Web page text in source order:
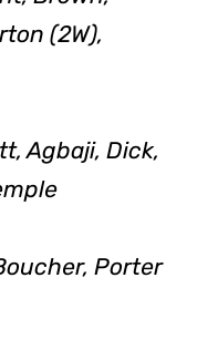
(2W),
Agbaji, Dick,
Porter